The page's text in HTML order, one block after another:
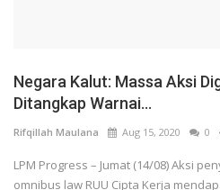
Negara Kalut: Massa Aksi
Ditangkap Warnai...
Rifqillah Maulana Aug 15, 2020 0
LPM Progress – Jumat (14/08) Aksi
omnibus law RUU Cipta Kerja